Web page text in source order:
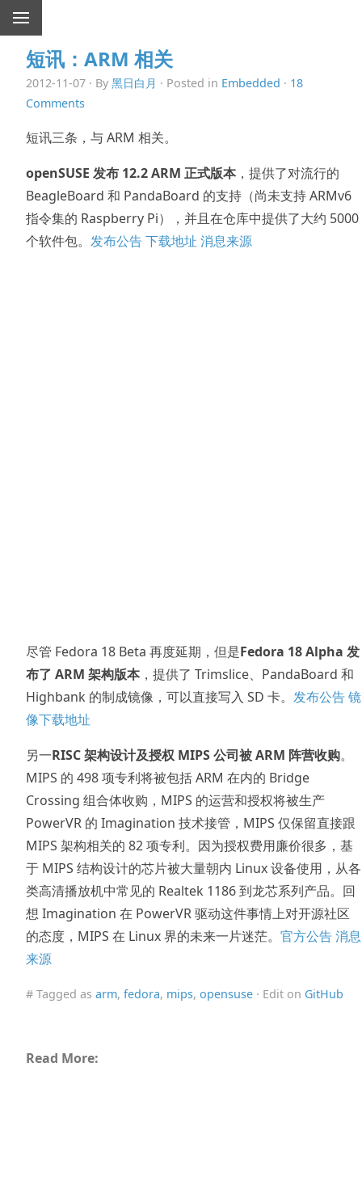
短讯：ARM 相关
2012-11-07 · By 黑日白月 · Posted in Embedded · 18
Comments
短讯三条，与 ARM 相关。
openSUSE 发布 12.2 ARM 正式版本，提供了对流行的
BeagleBoard 和 PandaBoard 的支持（尚未支持 ARMv6
指令集的 Raspberry Pi），并且在仓库中提供了大约 5000
个软件包。 发布公告下载地址 消息来源
尽管 Fedora 18 Beta 再度延期，但是Fedora 18 Alpha 发
布了 ARM 架构版本，提供了 Trimslice、PandaBoard 和
Highbank 的制成镜像，可以直接写入 SD 卡。 发布公告镜
像下载地址
另一RISC 架构设计及授权 MIPS 公司被 ARM 阵营收购。
MIPS 的 498 项专利将被包括 ARM 在内的 Bridge
Crossing 组合体收购，MIPS 的运营和授权将被生产
PowerVR 的 Imagination 技术接管，MIPS 仅保留直接跟
MIPS 架构相关的 82 项专利。因为授权费用廉价很多，基
于 MIPS 结构设计的芯片被大量朝内 Linux 设备使用，从各
类高清播放机中常见的 Realtek 1186 到龙芯系列产品。回
想 Imagination 在 PowerVR 驱动这件事情上对开源社区
的态度，MIPS 在 Linux 界的未来一片迷茫。 官方公告消息
来源
# Tagged as arm, fedora, mips, opensuse · Edit on GitHub
Read More: